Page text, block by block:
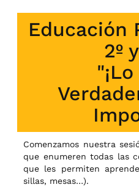
Educación
2º
Comenzamos nuestra
que enumeren todas las
que les permiten
sillas, mesas…).